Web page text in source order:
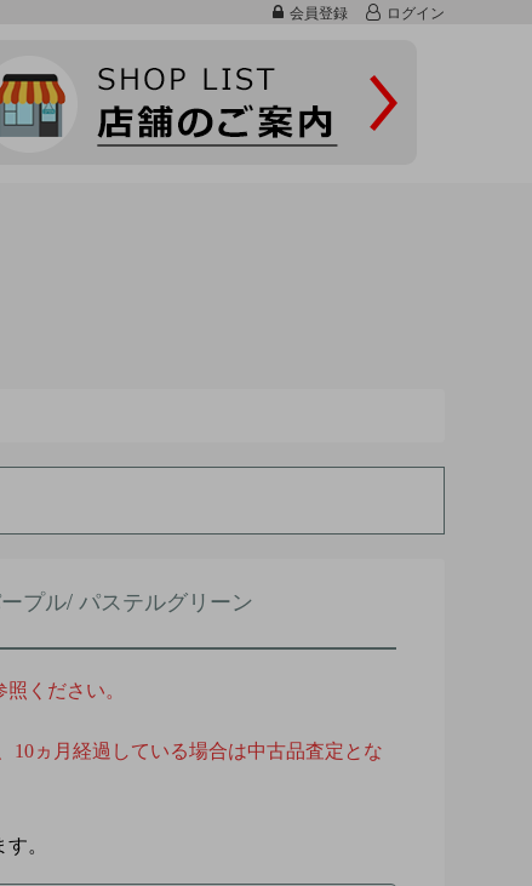
会員登録 ログイン
プル/ パステルグリーン
照ください。
10ヵ月経過している場合は中古品査定とな
。